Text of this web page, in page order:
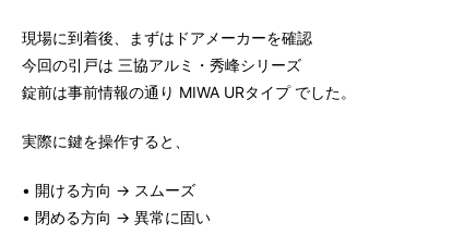
現場に到着後、まずはドアメーカーを確認
今回の引戸は 三協アルミ・秀峰シリーズ
錠前は事前情報の通り MIWA URタイプ でした。
実際に鍵を操作すると、
• 開ける方向 → スムーズ
• 閉める方向 → 異常に固い